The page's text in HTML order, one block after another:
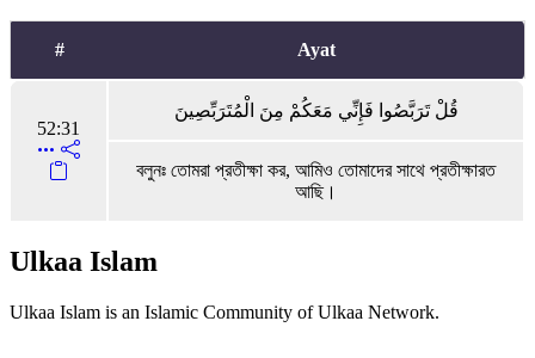
# Ayat
52:31
قُلْ تَرَبَّصُوا فَإِنِّي مَعَكُمْ مِنَ الْمُتَرَبِّصِينَ
বলুনঃ তোমরা প্রতীক্ষা কর, আমিও তোমাদের সাথে প্রতীক্ষারত
আছি।
Ulkaa Islam
Ulkaa Islam is an Islamic Community of Ulkaa Network.